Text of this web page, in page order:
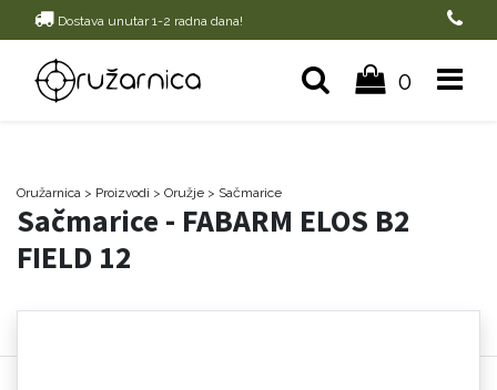
Dostava unutar 1-2 radna dana!
0
Oružarnica > Proizvodi > Oružje > Sačmarice
Sačmarice - FABARM ELOS B2
FIELD 12